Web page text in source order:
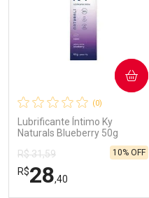
(0)
Lubrificante Íntimo Ky
Naturals Blueberry 50g
R$ 31,59
R$28,40
10% OFF
COMPRAR